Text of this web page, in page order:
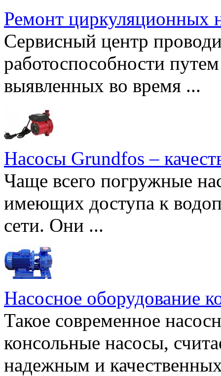
Ремонт циркуляционных
Сервисный центр
работоспособности
выявленных во время ...
Насосы Grundfos –
Чаще всего погружные
имеющих доступа к
сети. Они ...
Насосное оборудование
Такое современное
консольные насосы,
надежным и